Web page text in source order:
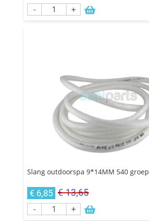
- +
Slang outdoorspa 9*14MM 540 groep
€ 6,85 € 13,65
- +